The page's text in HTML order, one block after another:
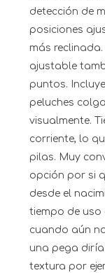
detección de
posiciones
más
ajustable
puntos.
peluches
visualmente.
corriente, lo
pilas. Muy
opción por si
desde el
tiempo de uso
cuando aún
una pega
textura por